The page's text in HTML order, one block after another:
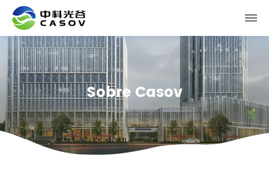
Sobre Casov